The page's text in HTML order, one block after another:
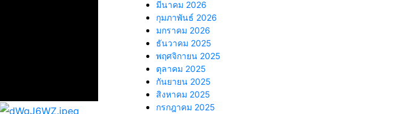
มีนาคม 2026
กุมภาพันธ์ 2026
มกราคม 2026
ธันวาคม 2025
พฤศจิกายน 2025
ตุลาคม 2025
กันยายน 2025
สิงหาคม 2025
กรกฎาคม 2025